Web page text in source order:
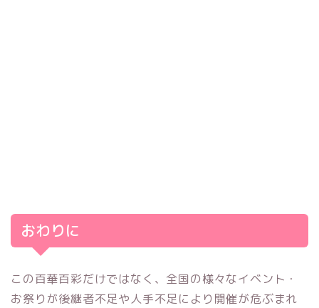
おわりに
この百華百彩だけではなく、全国の様々なイベント・
お祭りが後継者不足や人手不足により開催が危ぶまれ